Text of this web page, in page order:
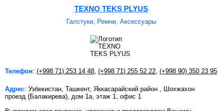
TEXNO TEKS PLYUS
Галстуки, Ремни, Аксессуары
Телефон: (+998 71) 253 14 48 (+998 71) 255 52 22 (+998 90) 350 23 95
Адрес: Узбекистан, Ташкент, Яккасарайский район , Шохжахон
проезд (Балакирева), дом 1а, этаж 1, офис 1